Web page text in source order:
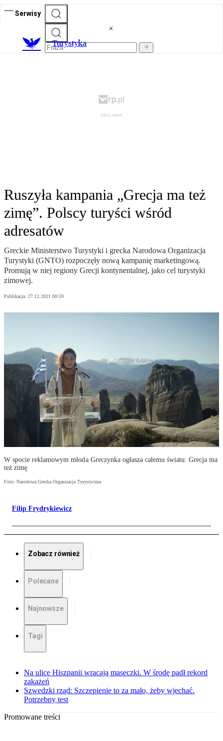
Serwisy
Turystyka
Ruszyła kampania „Grecja ma też
zimę”. Polscy turyści wśród
adresatów
Greckie Ministerstwo Turystyki i grecka Narodowa Organizacja
Turystyki (GNTO) rozpoczęły nową kampanię marketingową.
Promują w niej regiony Grecji kontynentalnej, jako cel turystyki
zimowej.
Publikacja: 27.12.2021 00:59
W spocie reklamowym młoda Greczynka ogłasza całemu światu: Grecja ma
też zimę
Foto: Narodowa Grecka Organizacja Turystyczna
Filip Frydrykiewicz
Zobacz również
Polecane
Najnowsze
Tagi
Na ulice Hiszpanii wracają maseczki. W środę padł rekord
zakażeń
Szwedzki rząd: Szczepienie to za mało, żeby wjechać.
Potrzebny test
Promowane treści